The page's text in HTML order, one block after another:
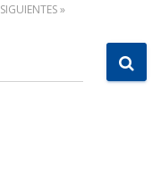
SIGUIENTES